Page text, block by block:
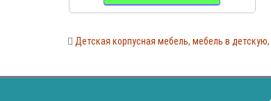
Детская корпусная мебель, мебель в детскую,